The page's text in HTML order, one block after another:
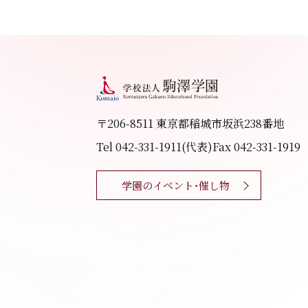
〒206-8511 東京都稲城市坂浜238番地
Tel 042-331-1911(代表)Fax 042-331-1919
学園のイベント・催し物